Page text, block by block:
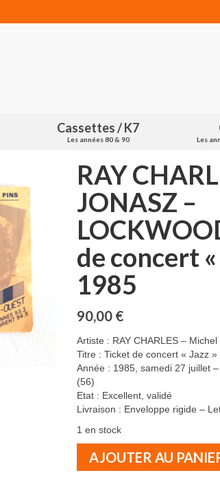
Cassettes / K7
Les années 80 & 90 Les
RAY
JONASZ –
de concert «
1985
90,00 €
Artiste : RAY CHARLES –
Titre : Ticket de concert « Jazz »
Année : 1985, samedi 27 juillet
(56)
Etat : Excellent, validé
Livraison : Enveloppe rigide –
1 en stock
AJOUTER AU